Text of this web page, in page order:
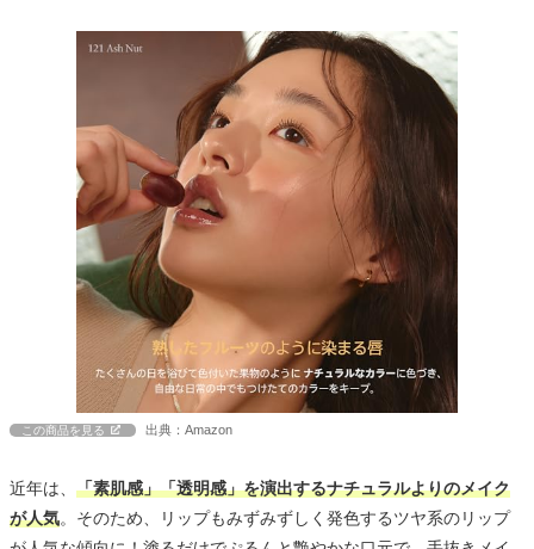
この商品を見る 出典：Amazon
近年は、 「素肌感」「透明感」を演出するナチュラルよりのメイク
が人気。そのため、リップもみずみずしく発色するツヤ系のリップ